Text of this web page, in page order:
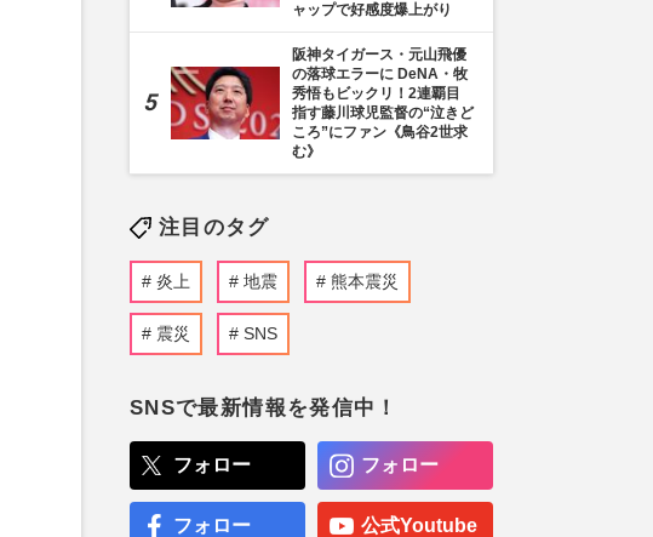
ャップで好感度爆上がり
阪神タイガース・元山飛優
の落球エラーに DeNA・牧
秀悟もビックリ！2連覇目
指す藤川球児監督の“泣きど
ころ”にファン《鳥谷2世求
む》
注目のタグ
炎上 地震 熊本震災
震災 SNS
SNSで最新情報を発信中！
フォロー フォロー
フォロー 公式Youtube